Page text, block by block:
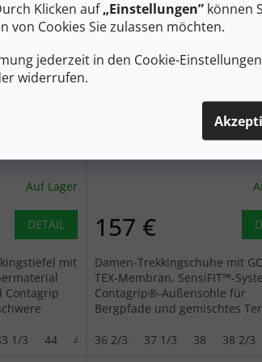
Klicken auf„Einstellungen” können
von Cookies Sie zulassen möchten.
jederzeit in den Cookie-
widerrufen.
210 €
Auf Lager
DETAIL
mit
Contagrip
1/3 44 44 2/3 45 1/3 46 46 2/3
SALOMON Women's
157 €
Damen-Trekkingschuhe mit
TEX-Membran, SensiFIT™-
Contagrip®-Außensohle für
Bergpfade und gemischtes
36 2/3 37 1/3 38 38 2/3